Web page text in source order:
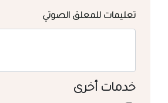
تعليمات للمعلق الصوتي
خدمات أخرى